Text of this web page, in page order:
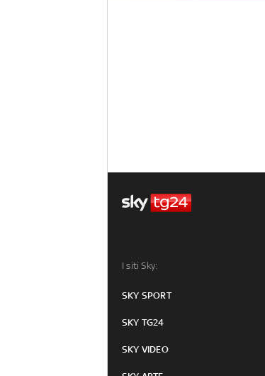
I siti Sky:
SKY SPORT
SKY TG24
SKY VIDEO